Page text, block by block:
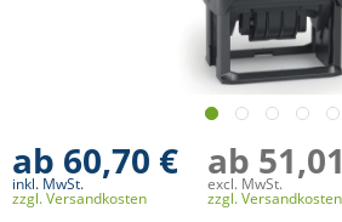
ab 60,70 €
inkl. MwSt.
zzgl. Versandkosten
ab
excl. MwSt.
zzgl. Versandkosten